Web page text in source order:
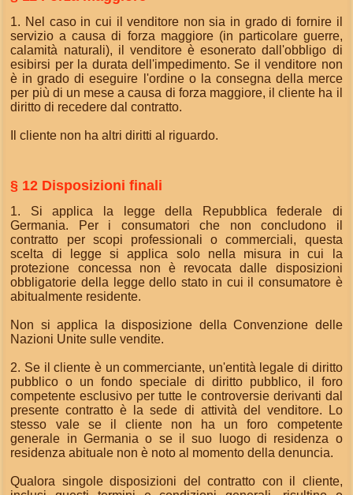
1. Nel caso in cui il venditore non sia in grado di fornire il
servizio a causa di forza maggiore (in particolare guerre,
calamità naturali), il venditore è esonerato dall'obbligo di
esibirsi per la durata dell'impedimento. Se il venditore non
è in grado di eseguire l'ordine o la consegna della merce
per più di un mese a causa di forza maggiore, il cliente ha il
diritto di recedere dal contratto.
Il cliente non ha altri diritti al riguardo.
§ 12 Disposizioni finali
1. Si applica la legge della Repubblica federale di
Germania. Per i consumatori che non concludono il
contratto per scopi professionali o commerciali, questa
scelta di legge si applica solo nella misura in cui la
protezione concessa non è revocata dalle disposizioni
obbligatorie della legge dello stato in cui il consumatore è
abitualmente residente.
Non si applica la disposizione della Convenzione delle
Nazioni Unite sulle vendite.
2. Se il cliente è un commerciante, un'entità legale di diritto
pubblico o un fondo speciale di diritto pubblico, il foro
competente esclusivo per tutte le controversie derivanti dal
presente contratto è la sede di attività del venditore. Lo
stesso vale se il cliente non ha un foro competente
generale in Germania o se il suo luogo di residenza o
residenza abituale non è noto al momento della denuncia.
Qualora singole disposizioni del contratto con il cliente,